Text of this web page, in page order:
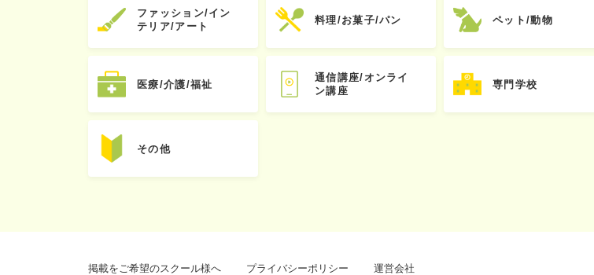
ファッション/イン
テリア/アート
料理/お菓子/パン ペット/動物
医療/介護/福祉
通信講座/オンライ
ン講座
専門学校
その他
掲載をご希望のスクール様へ プライバシーポリシー 運営会社